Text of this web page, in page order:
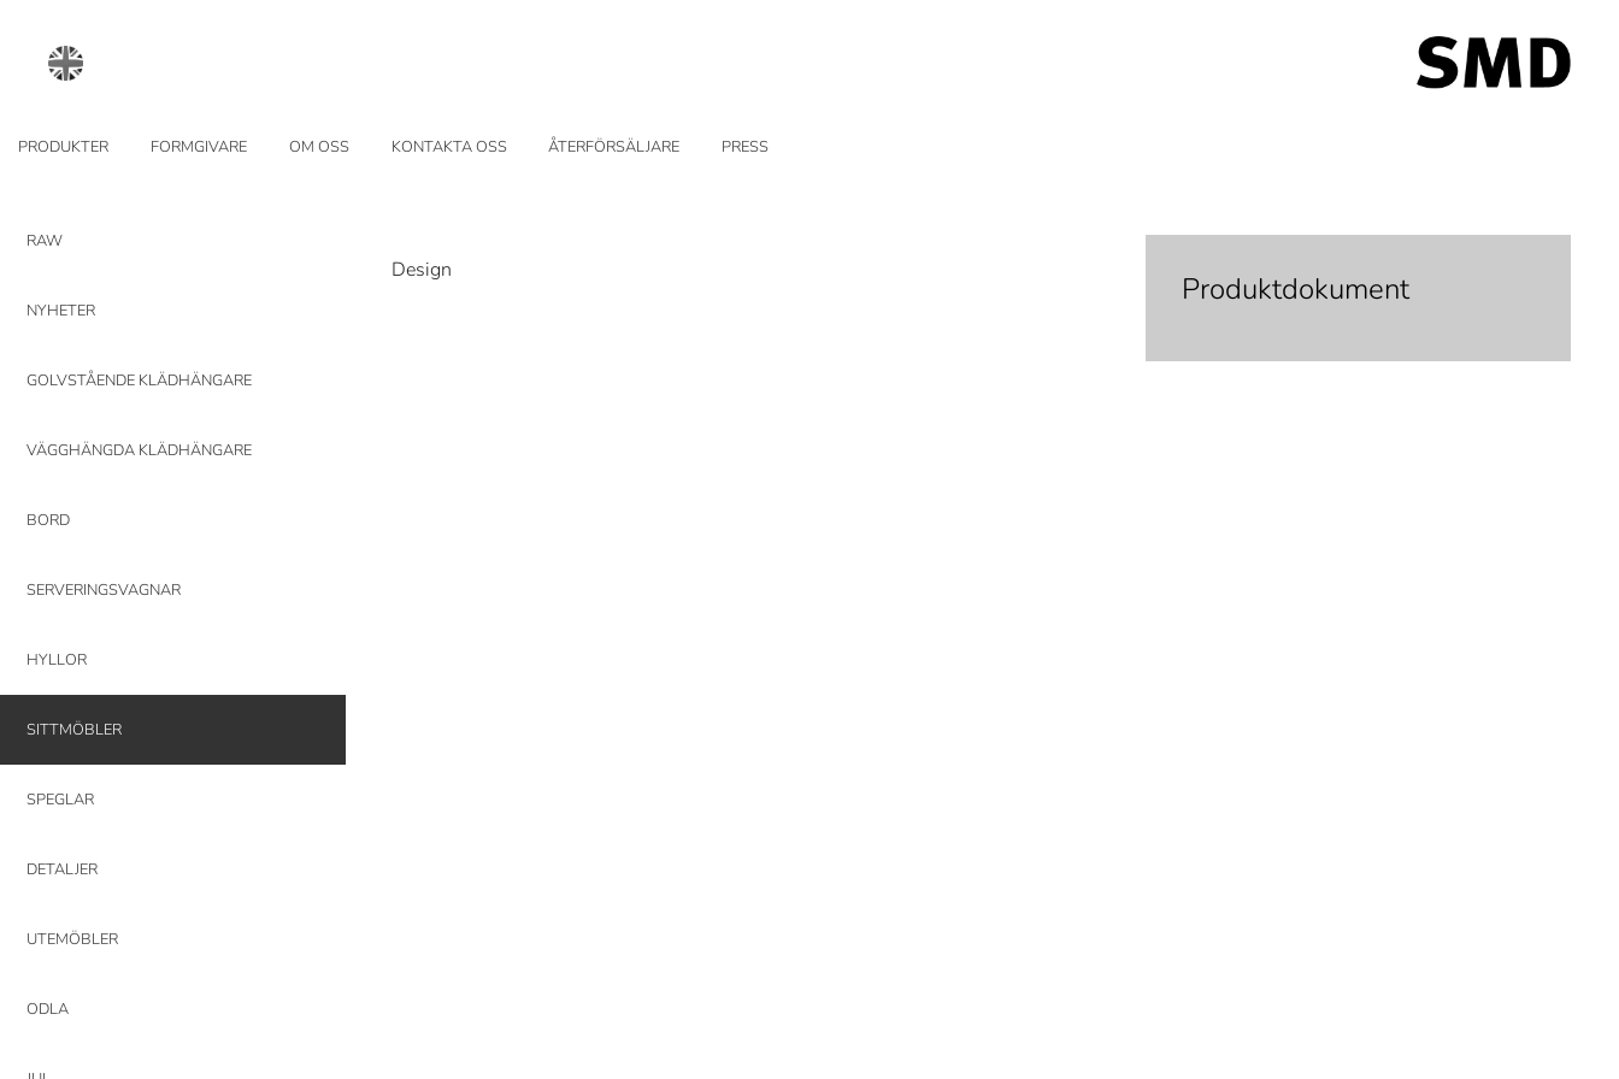
PRODUKTER FORMGIVARE OM OSS KONTAKTA OSS ÅTERFÖRSÄLJARE PRESS
Design
Produktdokument
RAW
NYHETER
GOLVSTÅENDE KLÄDHÄNGARE
VÄGGHÄNGDA KLÄDHÄNGARE
BORD
SERVERINGSVAGNAR
HYLLOR
SITTMÖBLER
SPEGLAR
DETALJER
UTEMÖBLER
ODLA